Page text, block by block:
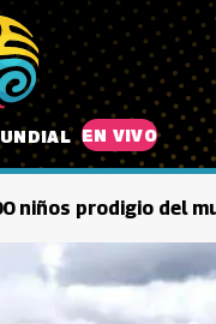
EN VIVO
niños prodigio del